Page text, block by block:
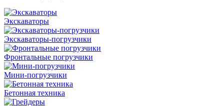
Экскаваторы
Экскаваторы-погрузчики
Фронтальные погрузчики
Мини-погрузчики
Бетонная техника